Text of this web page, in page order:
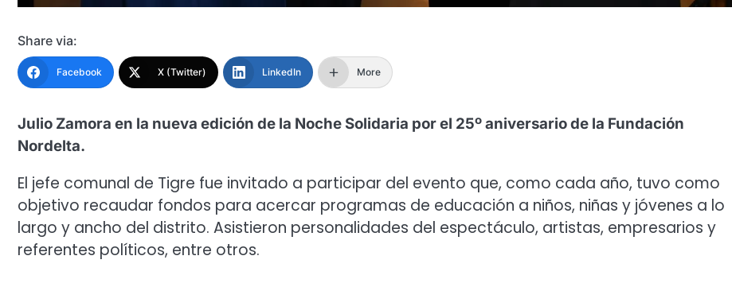
Share via:
Facebook X (Twitter) LinkedIn More
Julio Zamora en la nueva edición de la Noche Solidaria por el 25º aniversario de la Fundación
Nordelta.
El jefe comunal de Tigre fue invitado a participar del evento que, como cada año, tuvo como
objetivo recaudar fondos para acercar programas de educación a niños, niñas y jóvenes a lo
largo y ancho del distrito. Asistieron personalidades del espectáculo, artistas, empresarios y
referentes políticos, entre otros.